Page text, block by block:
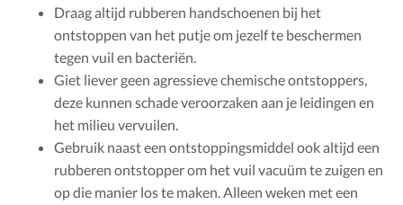
Draag altijd rubberen handschoenen bij het
ontstoppen van het putje om jezelf te beschermen
tegen vuil en bacteriën.
Giet liever geen agressieve chemische ontstoppers,
deze kunnen schade veroorzaken aan je leidingen en
het milieu vervuilen.
Gebruik naast een ontstoppingsmiddel ook altijd een
rubberen ontstopper om het vuil vacuüm te zuigen en
op die manier los te maken. Alleen weken met een